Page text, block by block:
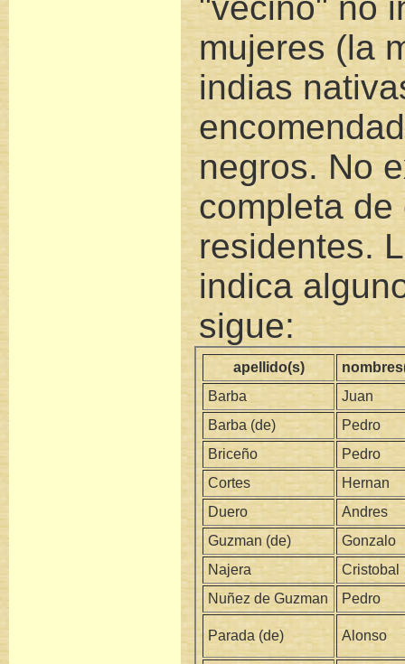
mujeres (la
indias
negros. No
completa
residentes.
indica
sigue:
apellido(s)
Barba
Juan
Barba (de)
Pedro
Briceño
Pedro
Cortes
Hernan
Duero
Andres
Guzman (de)
Gonzalo
Najera
Cristobal
Nuñez de Guzman
Pedro
Parada (de) Alonso